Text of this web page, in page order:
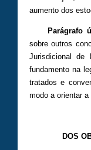
aumento dos
Parágrafo
sobre outros
Jurisdicional de
fundamento na
tratados e
modo a orientar
DOS